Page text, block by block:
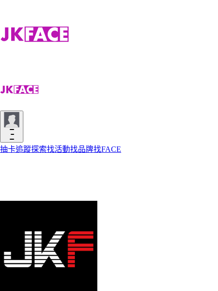
抽卡追蹤探索找活動找品牌找FACE